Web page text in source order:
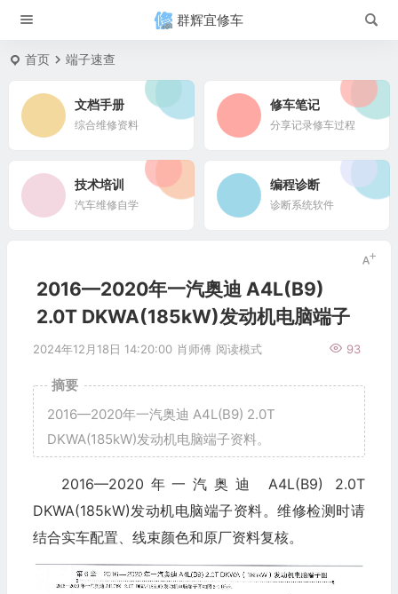
群辉宜修车
首页 端子速查
文档手册
综合维修资料
修车笔记
分享记录修车过程
技术培训
汽车维修自学
编程诊断
诊断系统软件
2016—2020年一汽奥迪 A4L(B9)
2.0T DKWA(185kW)发动机电脑端子
2024年12月18日 14:20:00 肖师傅 93
阅读模式
摘要
2016—2020年一汽奥迪 A4L(B9) 2.0T
DKWA(185kW)发动机电脑端子资料。
2016—2020年一汽奥迪 A4L(B9) 2.0T
DKWA(185kW)发动机电脑端子资料。维修检测时请
结合实车配置、线束颜色和原厂资料复核。